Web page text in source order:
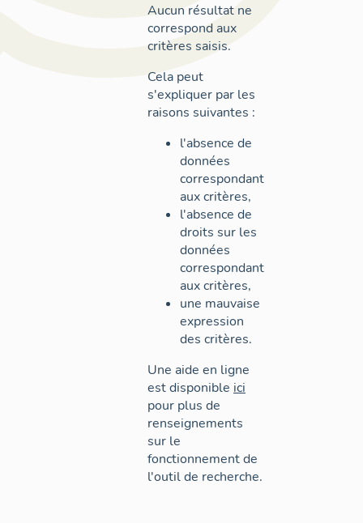
Aucun résultat ne
correspond aux
critères saisis.
Cela peut
s'expliquer par les
raisons suivantes :
l'absence de
données
correspondant
aux critères,
l'absence de
droits sur les
données
correspondant
aux critères,
une mauvaise
expression
des critères.
Une aide en ligne
est disponible ici
pour plus de
renseignements
sur le
fonctionnement de
l'outil de recherche.